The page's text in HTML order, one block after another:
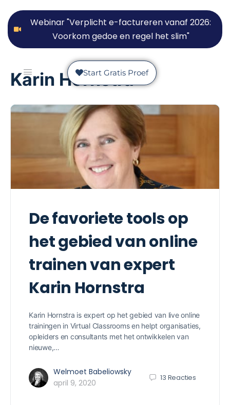
Webinar "Verplicht e-factureren vanaf 2026:
Voorkom gedoe en regel het slim"
Start Gratis Proef
Karin Hornstra
De favoriete tools op
het gebied van online
trainen van expert
Karin Hornstra
Karin Hornstra is expert op het gebied van live online
trainingen in Virtual Classrooms en helpt organisaties,
opleiders en consultants met het ontwikkelen van
nieuwe,…
Welmoet Babeliowsky
april 9, 2020
13 Reacties